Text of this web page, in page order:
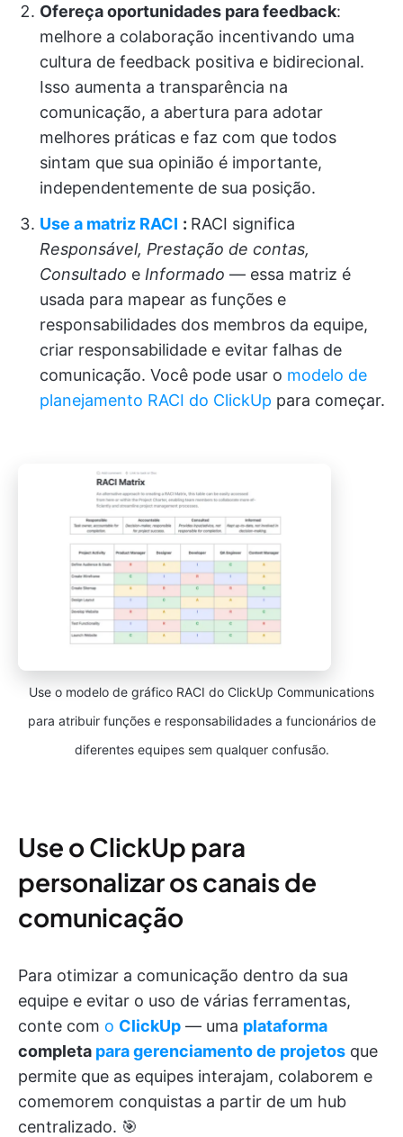
Ofereça oportunidades para feedback:
melhore a colaboração incentivando uma
cultura de feedback positiva e bidirecional.
Isso aumenta a transparência na
comunicação, a abertura para adotar
melhores práticas e faz com que todos
sintam que sua opinião é importante,
independentemente de sua posição.
Use a matriz RACI : RACI significa
Responsável, Prestação de contas,
Consultado e Informado — essa matriz é
usada para mapear as funções e
responsabilidades dos membros da equipe,
criar responsabilidade e evitar falhas de
comunicação. Você pode usar o modelo de
planejamento RACI do ClickUp para começar.
Use o modelo de gráfico RACI do ClickUp Communications
para atribuir funções e responsabilidades a funcionários de
diferentes equipes sem qualquer confusão.
Use o ClickUp para
personalizar os canais de
comunicação
Para otimizar a comunicação dentro da sua
equipe e evitar o uso de várias ferramentas,
conte com o ClickUp — uma plataforma
completa paragerenciamento de projetos que
permite que as equipes interajam, colaborem e
comemorem conquistas a partir de um hub
centralizado. 🎯